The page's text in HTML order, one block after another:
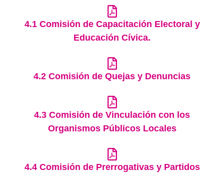
4.1 Comisión de Capacitación Electoral y
Educación Cívica.
4.2 Comisión de Quejas y Denuncias
4.3 Comisión de Vinculación con los
Organismos Públicos Locales
4.4 Comisión de Prerrogativas y Partidos